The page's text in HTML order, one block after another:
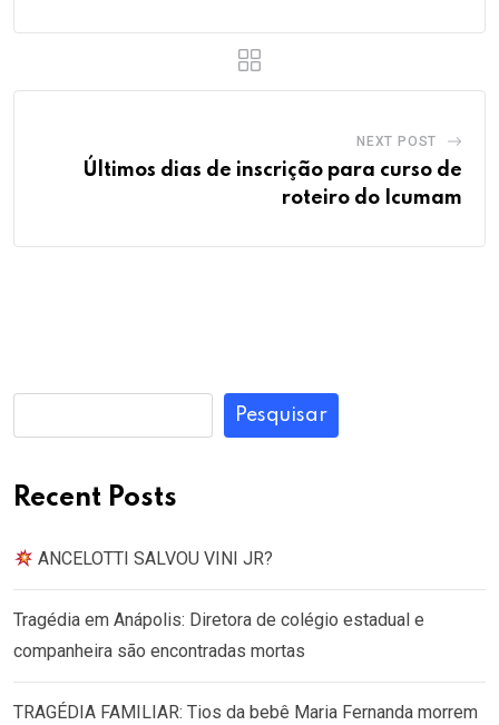
NEXT POST
Últimos dias de inscrição para curso de
roteiro do Icumam
Pesquisar
Recent Posts
ANCELOTTI SALVOU VINI JR?
Tragédia em Anápolis: Diretora de colégio estadual e
companheira são encontradas mortas
TRAGÉDIA FAMILIAR: Tios da bebê Maria Fernanda morrem